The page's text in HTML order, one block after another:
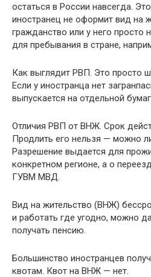
остаться в России навсегда.
иностранец не оформит вид на
гражданство или у него просто
для пребывания в стране,
Как выглядит РВП. Это просто
Если у иностранца нет
выпускается на отдельной
Отличия РВП от ВНЖ. Срок
Продлить его нельзя — можно
Разрешение выдается для
конкретном регионе, а о
ГУВМ МВД.
Вид на жительство (ВНЖ)
и работать где угодно, можно
получать пенсию.
Большинство иностранцев
квотам. Квот на ВНЖ — нет.